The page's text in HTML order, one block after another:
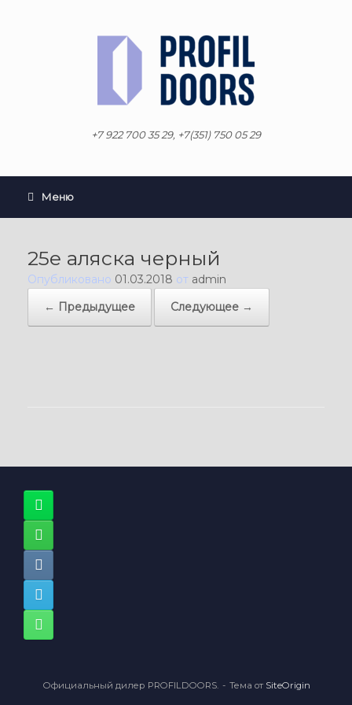
+7 922 700 35 29, +7(351) 750 05 29
Меню
25е аляска черный
Опубликовано 01.03.2018 от admin
← Предыдущее
Следующее →
Официальный дилер PROFILDOORS. Тема от SiteOrigin